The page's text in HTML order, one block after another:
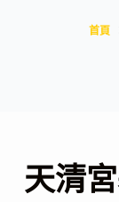
首頁
天清